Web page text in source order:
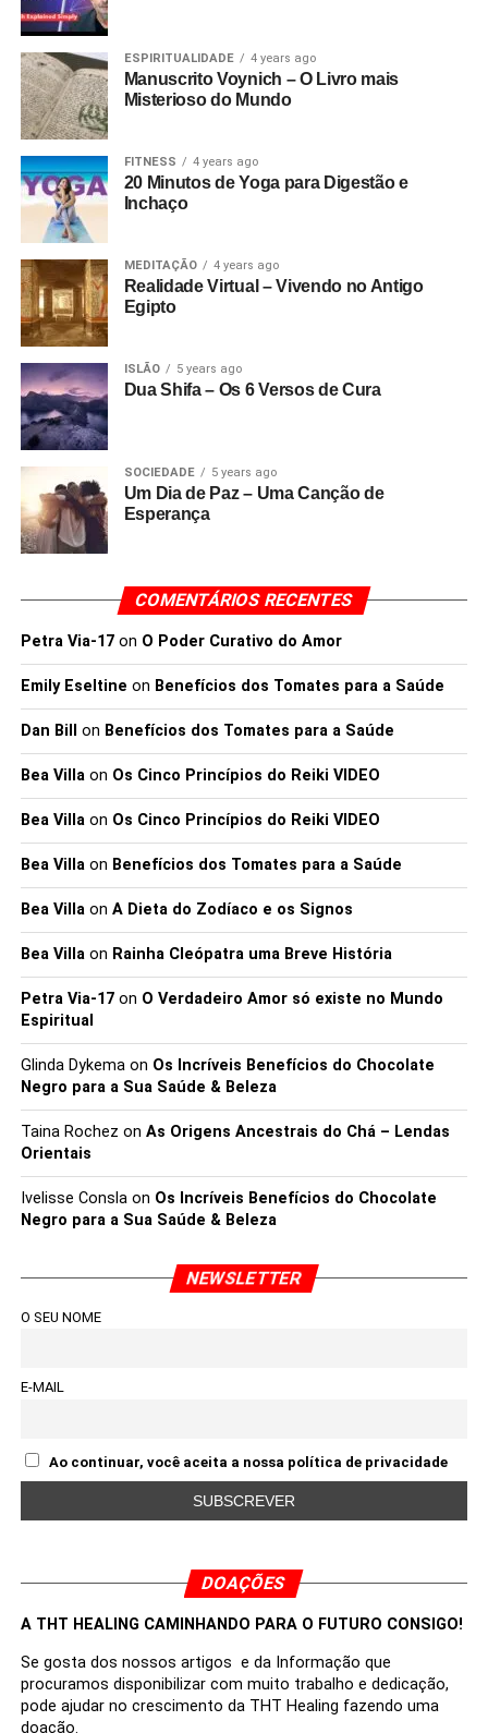
ESPIRITUALIDADE 4 years ago
Manuscrito Voynich – O Livro mais
Misterioso do Mundo
FITNESS 4 years ago
20 Minutos de Yoga para Digestão e
Inchaço
MEDITAÇÃO 4 years ago
Realidade Virtual – Vivendo no Antigo
Egipto
ISLÃO 5 years ago
Dua Shifa – Os 6 Versos de Cura
SOCIEDADE 5 years ago
Um Dia de Paz – Uma Canção de
Esperança
COMENTÁRIOS RECENTES
Petra Via-17on O Poder Curativo do Amor
Emily Eseltine on Benefícios dos Tomates para a Saúde
Dan Bill on Benefícios dos Tomates para a Saúde
Bea Villaon Os Cinco Princípios do Reiki VIDEO
Bea Villaon Os Cinco Princípios do Reiki VIDEO
Bea Villaon Benefícios dos Tomates para a Saúde
Bea Villaon A Dieta do Zodíaco e os Signos
Bea Villaon Rainha Cleópatra uma Breve História
Petra Via-17on O Verdadeiro Amor só existe no Mundo
Espiritual
Glinda Dykemaon Os Incríveis Benefícios do Chocolate
Negro para a Sua Saúde & Beleza
Taina Rochez on As Origens Ancestrais do Chá – Lendas
Orientais
Ivelisse Conslaon Os Incríveis Benefícios do Chocolate
Negro para a Sua Saúde & Beleza
NEWSLETTER
O SEU NOME
E-MAIL
Ao continuar, você aceita a nossa política de privacidade
DOAÇÕES
A THT HEALING CAMINHANDO PARA O FUTURO CONSIGO!
Se gosta dos nossos artigos e da Informação que
procuramos disponibilizar com muito trabalho e dedicação,
pode ajudar no crescimento da THT Healing fazendo uma
doação.